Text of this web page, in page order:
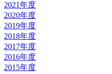
2021年度
2020年度
2019年度
2018年度
2017年度
2016年度
2015年度